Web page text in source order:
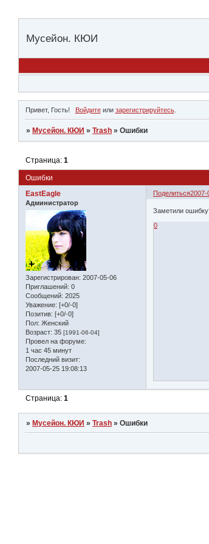
Мусейон. КЮИ
Привет, Гость! Войдитеили зарегистрируйтесь.
» Мусейон. КЮИ »Trash »Ошибки
Ошибки
Страница:1
Поделиться2007-
EastEagle
Администратор
Зарегистрирован: 2007-05-06
Приглашений: 0
Сообщений: 2025
Уважение: [+0/-0]
Позитив: [+0/-0]
Пол: Женский
Возраст: 35 [1991-06-04]
Провел на форуме:
1 час 45 минут
Последний визит:
2007-05-25 19:08:13
Заметили
0
Страница:1
» Мусейон. КЮИ »Trash »Ошибки